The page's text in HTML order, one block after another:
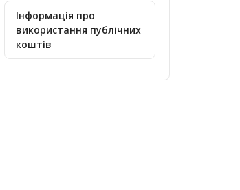
Інформація про
використання публічних
коштів